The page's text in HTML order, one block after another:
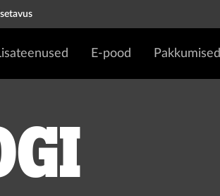
E-pood Pakkumised